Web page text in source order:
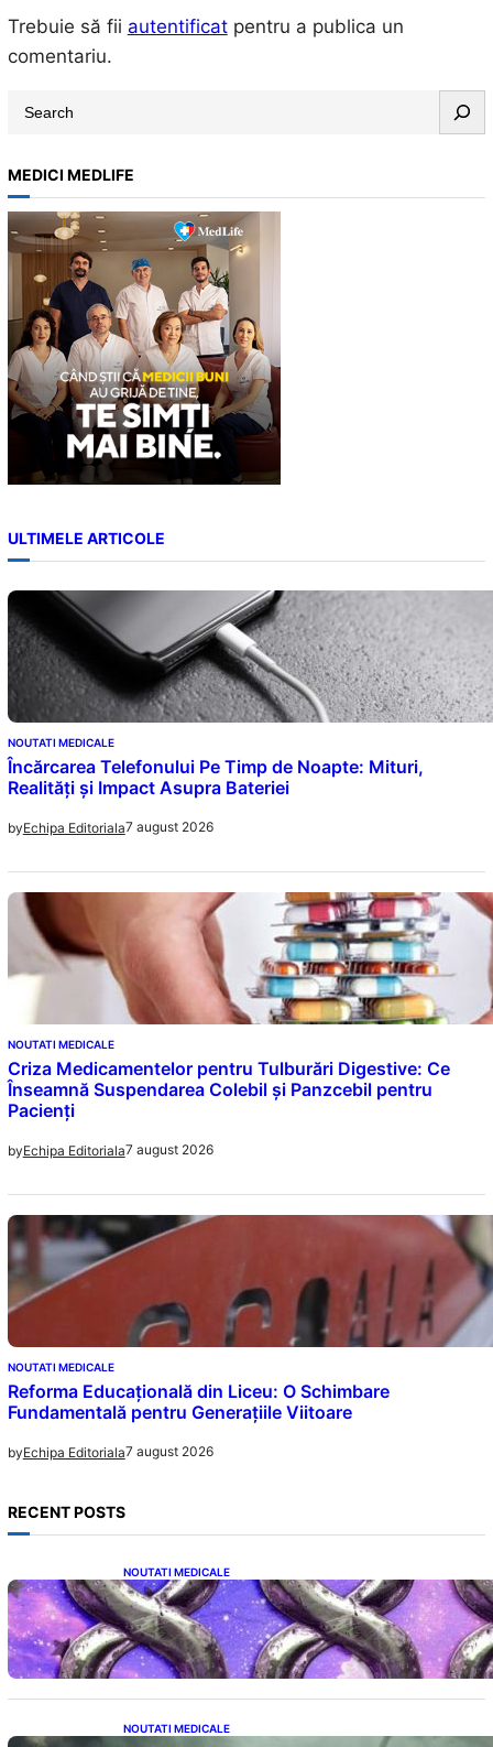
Trebuie să fii autentificatpentru a publica un
comentariu.
r
c
h
MEDICI MEDLIFE
ULTIMELE ARTICOLE
NOUTATI MEDICALE
Încărcarea Telefonului Pe Timp de Noapte: Mituri,
Realități și Impact Asupra Bateriei
byEchipa Editoriala7 august 2026
NOUTATI MEDICALE
Criza Medicamentelor pentru Tulburări Digestive: Ce
Înseamnă Suspendarea Colebil și Panzcebil pentru
Pacienți
byEchipa Editoriala7 august 2026
NOUTATI MEDICALE
Reforma Educațională din Liceu: O Schimbare
Fundamentală pentru Generațiile Viitoare
byEchipa Editoriala7 august 2026
RECENT POSTS
NOUTATI MEDICALE
Energia Banilor și a Norocului: Ce să Eviți pe
8 August pentru a Nu Bloca Fluxul
Prosperității
NOUTATI MEDICALE